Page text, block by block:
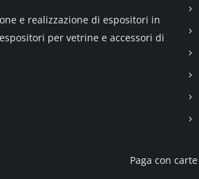
e realizzazione di espositori in
per vetrine e accessori di
Paga con